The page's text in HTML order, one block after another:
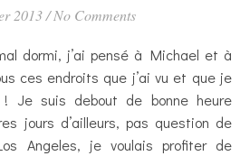
2013 / No Comments
ces endroits que j’ai vu et que je
Je suis debout de bonne heure
jours d’ailleurs, pas question de
Angeles, je voulais profiter de